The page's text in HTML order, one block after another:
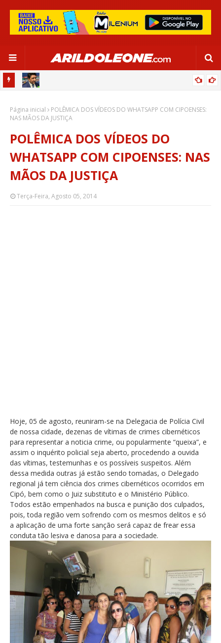
“SATISFAÇÃO MUITO GRANDE”
Página inicial
POLÊMICA DOS VÍDEOS DO WHATSAPP COM CIPOENSES:
NAS MÃOS DA JUSTIÇA
POLÊMICA DOS VÍDEOS DO
WHATSAPP COM CIPOENSES: NAS
MÃOS DA JUSTIÇA
Terça-Feira, Agosto 05, 2014
Hoje, 05 de agosto, reuniram-se na Delegacia de Polícia Civil
de nossa cidade, dezenas de vítimas de crimes cibernéticos
para representar a noticia crime, ou popularmente “queixa”, e
assim o inquérito policial seja aberto, procedendo a ouvida
das vítimas, testemunhas e os possíveis suspeitos. Além
dessa medida outras já estão sendo tomadas, o Delegado
regional já tem ciência dos crimes cibernéticos ocorridos em
Cipó, bem como o Juiz substituto e o Ministério Público.
Todos estão empenhados na busca e punição dos culpados,
pois, toda região vem sofrendo com os mesmos delitos e só
a aplicação de uma forte sanção será capaz de frear essa
conduta tão lesiva e danosa para a sociedade.